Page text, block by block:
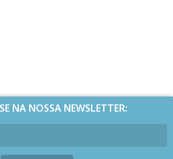
NA NOSSA NEWSLETTER: